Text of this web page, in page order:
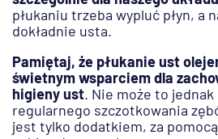
płukaniu trzeba wypluć płyn, a
dokładnie usta.
Pamiętaj, że płukanie ust
świetnym wsparciem dla
higieny ust. Nie może to
regularnego szczotkowania
jest tylko dodatkiem, za